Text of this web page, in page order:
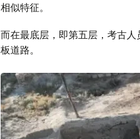
相似特征。
而在最底层，即第五层，考古
板道路。